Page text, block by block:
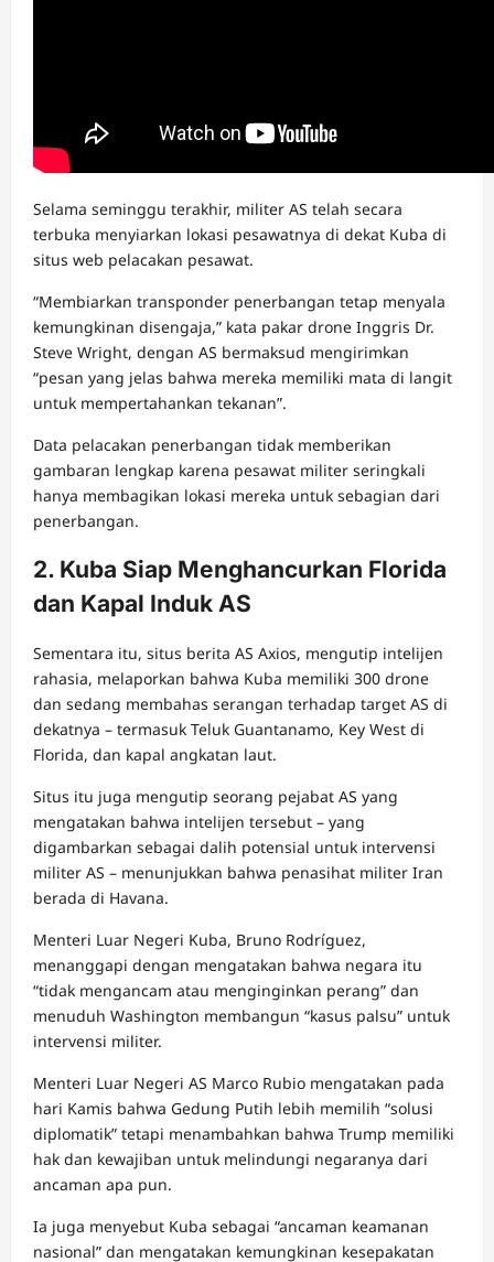
Selama seminggu terakhir, militer AS telah secara
terbuka menyiarkan lokasi pesawatnya di dekat Kuba di
situs web pelacakan pesawat.
“Membiarkan transponder penerbangan tetap menyala
kemungkinan disengaja,” kata pakar drone Inggris Dr.
Steve Wright, dengan AS bermaksud mengirimkan
“pesan yang jelas bahwa mereka memiliki mata di langit
untuk mempertahankan tekanan”.
Data pelacakan penerbangan tidak memberikan
gambaran lengkap karena pesawat militer seringkali
hanya membagikan lokasi mereka untuk sebagian dari
penerbangan.
2. Kuba Siap Menghancurkan Florida
dan Kapal Induk AS
Sementara itu, situs berita AS Axios, mengutip intelijen
rahasia, melaporkan bahwa Kuba memiliki 300 drone
dan sedang membahas serangan terhadap target AS di
dekatnya – termasuk Teluk Guantanamo, Key West di
Florida, dan kapal angkatan laut.
Situs itu juga mengutip seorang pejabat AS yang
mengatakan bahwa intelijen tersebut – yang
digambarkan sebagai dalih potensial untuk intervensi
militer AS – menunjukkan bahwa penasihat militer Iran
berada di Havana.
Menteri Luar Negeri Kuba, Bruno Rodríguez,
menanggapi dengan mengatakan bahwa negara itu
“tidak mengancam atau menginginkan perang” dan
menuduh Washington membangun “kasus palsu” untuk
intervensi militer.
Menteri Luar Negeri AS Marco Rubio mengatakan pada
hari Kamis bahwa Gedung Putih lebih memilih “solusi
diplomatik” tetapi menambahkan bahwa Trump memiliki
hak dan kewajiban untuk melindungi negaranya dari
ancaman apa pun.
Ia juga menyebut Kuba sebagai “ancaman keamanan
nasional” dan mengatakan kemungkinan kesepakatan